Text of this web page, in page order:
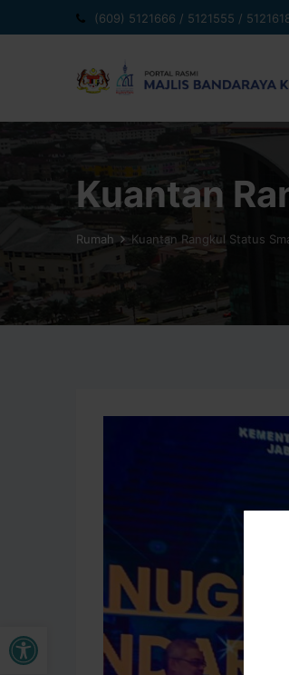
Buka bar alat
ke
(609) 5121666 / 5121555 /
Kuantan
Rumah Kuantan Rangkul Status